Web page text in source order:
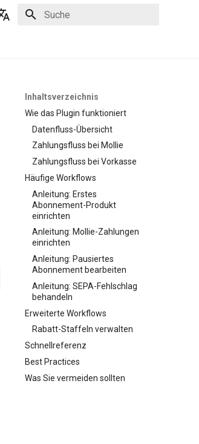
Inhaltsverzeichnis
Wie das Plugin funktioniert
Datenfluss-Übersicht
Zahlungsfluss bei Mollie
Zahlungsfluss bei Vorkasse
Häufige Workflows
Anleitung: Erstes
Abonnement-Produkt
einrichten
Anleitung: Mollie-Zahlungen
einrichten
Anleitung: Pausiertes
Abonnement bearbeiten
Anleitung: SEPA-Fehlschlag
behandeln
Erweiterte Workflows
Rabatt-Staffeln verwalten
Schnellreferenz
Best Practices
Was Sie vermeiden sollten